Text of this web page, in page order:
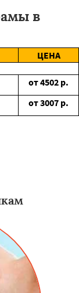
в
ЦЕНА
от4502 р.
от3007 р.